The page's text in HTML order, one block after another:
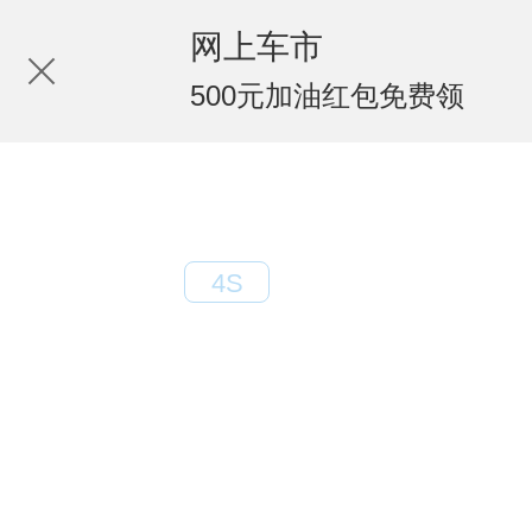
网上车市
500元加油红包免费领
4S